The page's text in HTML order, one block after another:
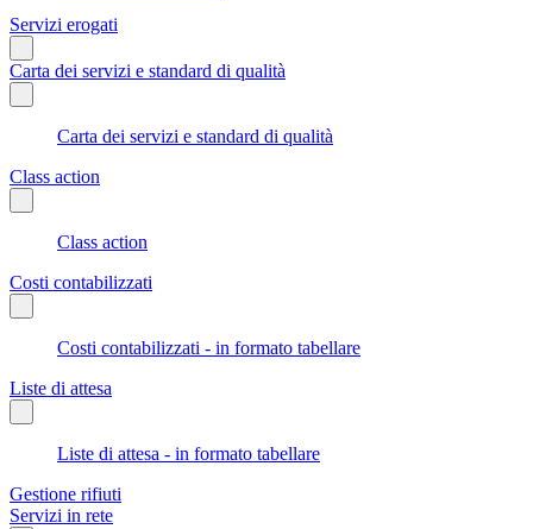
Servizi erogati
Carta dei servizi e standard di qualità
Carta dei servizi e standard di qualità
Class action
Class action
Costi contabilizzati
Costi contabilizzati - in formato tabellare
Liste di attesa
Liste di attesa - in formato tabellare
Gestione rifiuti
Servizi in rete